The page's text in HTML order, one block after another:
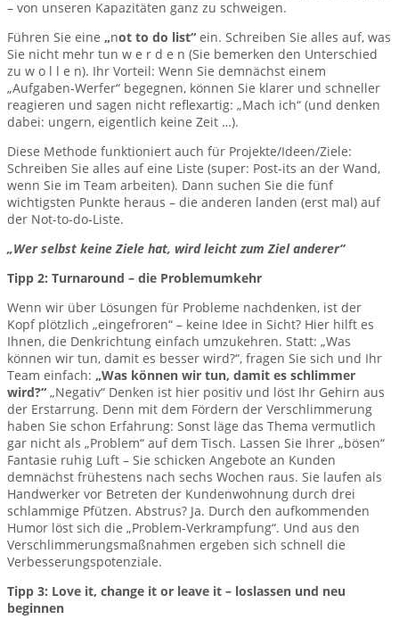
– von unseren Kapazitäten ganz zu schweigen.
Führen Sie eine „not to do list“ ein. Schreiben Sie alles auf, was
Sie nicht mehr tun w e r d e n (Sie bemerken den Unterschied
zu w o l l e n). Ihr Vorteil: Wenn Sie demnächst einem
„Aufgaben-Werfer“ begegnen, können Sie klarer und schneller
reagieren und sagen nicht reflexartig: „Mach ich“ (und denken
dabei: ungern, eigentlich keine Zeit …).
Diese Methode funktioniert auch für Projekte/Ideen/Ziele:
Schreiben Sie alles auf eine Liste (super: Post-its an der Wand,
wenn Sie im Team arbeiten). Dann suchen Sie die fünf
wichtigsten Punkte heraus – die anderen landen (erst mal) auf
der Not-to-do-Liste.
„Wer selbst keine Ziele hat, wird leicht zum Ziel anderer“
Tipp 2: Turnaround – die Problemumkehr
Wenn wir über Lösungen für Probleme nachdenken, ist der
Kopf plötzlich „eingefroren“ – keine Idee in Sicht? Hier hilft es
Ihnen, die Denkrichtung einfach umzukehren. Statt: „Was
können wir tun, damit es besser wird?“, fragen Sie sich und Ihr
Team einfach: „Was können wir tun, damit es schlimmer
wird?“ „Negativ“ Denken ist hier positiv und löst Ihr Gehirn aus
der Erstarrung. Denn mit dem Fördern der Verschlimmerung
haben Sie schon Erfahrung: Sonst läge das Thema vermutlich
gar nicht als „Problem“ auf dem Tisch. Lassen Sie Ihrer „bösen“
Fantasie ruhig Luft – Sie schicken Angebote an Kunden
demnächst frühestens nach sechs Wochen raus. Sie laufen als
Handwerker vor Betreten der Kundenwohnung durch drei
schlammige Pfützen. Abstrus? Ja. Durch den aufkommenden
Humor löst sich die „Problem-Verkrampfung“. Und aus den
Verschlimmerungsmaßnahmen ergeben sich schnell die
Verbesserungspotenziale.
Tipp 3: Love it, change it or leave it – loslassen und neu
beginnen